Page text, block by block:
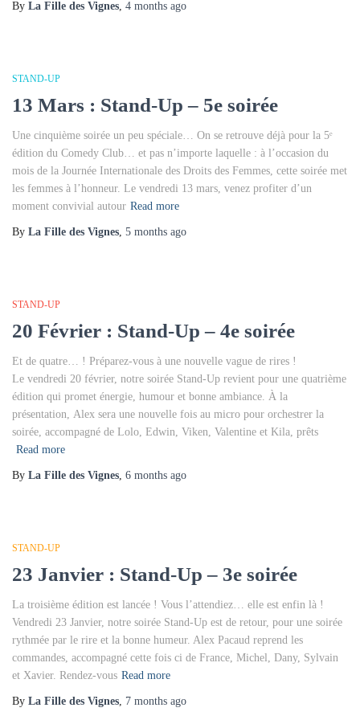
By La Fille des Vignes, 4 months ago
STAND-UP
13 Mars : Stand-Up – 5e soirée
Une cinquième soirée un peu spéciale… On se retrouve déjà pour la 5ᵉ
édition du Comedy Club… et pas n’importe laquelle : à l’occasion du
mois de la Journée Internationale des Droits des Femmes, cette soirée met
les femmes à l’honneur. Le vendredi 13 mars, venez profiter d’un
moment convivial autour Read more
By La Fille des Vignes, 5 months ago
STAND-UP
20 Février : Stand-Up – 4e soirée
Et de quatre… ! Préparez-vous à une nouvelle vague de rires !
Le vendredi 20 février, notre soirée Stand-Up revient pour une quatrième
édition qui promet énergie, humour et bonne ambiance. À la
présentation, Alex sera une nouvelle fois au micro pour orchestrer la
soirée, accompagné de Lolo, Edwin, Viken, Valentine et Kila, prêts
Read more
By La Fille des Vignes, 6 months ago
STAND-UP
23 Janvier : Stand-Up – 3e soirée
La troisième édition est lancée ! Vous l’attendiez… elle est enfin là !
Vendredi 23 Janvier, notre soirée Stand-Up est de retour, pour une soirée
rythmée par le rire et la bonne humeur. Alex Pacaud reprend les
commandes, accompagné cette fois ci de France, Michel, Dany, Sylvain
et Xavier. Rendez-vous Read more
By La Fille des Vignes, 7 months ago